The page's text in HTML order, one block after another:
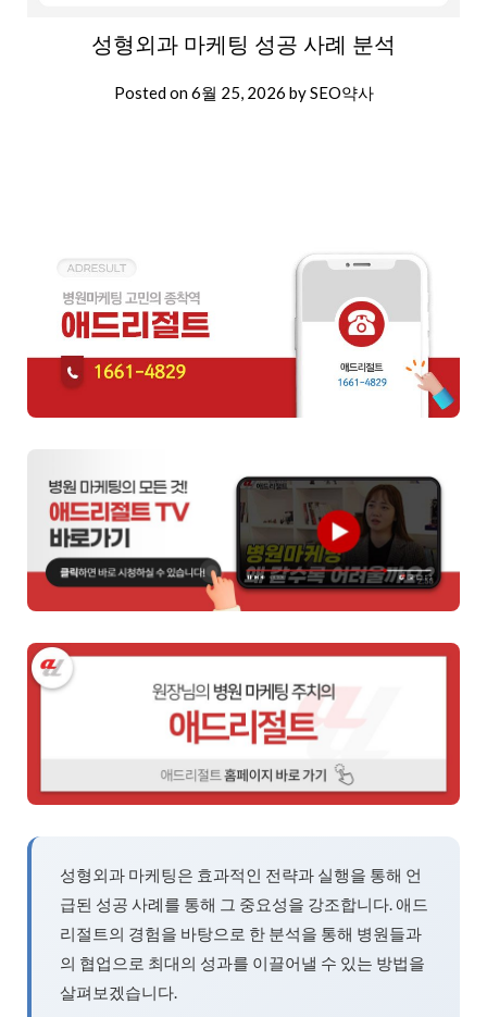
성형외과 마케팅 성공 사례 분석
Posted on6월 25, 2026 bySEO약사
성형외과 마케팅은 효과적인 전략과 실행을 통해 언
급된 성공 사례를 통해 그 중요성을 강조합니다. 애드
리절트의 경험을 바탕으로 한 분석을 통해 병원들과
의 협업으로 최대의 성과를 이끌어낼 수 있는 방법을
살펴보겠습니다.